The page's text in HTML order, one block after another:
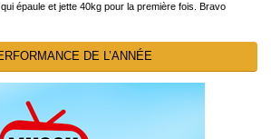
épaule et jette 40kg pour la première fois. Bravo
DE L’ANNÉE